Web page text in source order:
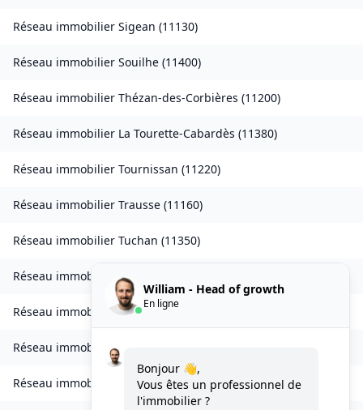
Réseau immobilier Sigean (11130)
Réseau immobilier Souilhe (11400)
Réseau immobilier Thézan-des-Corbières (11200)
Réseau immobilier La Tourette-Cabardès (11380)
Réseau immobilier Tournissan (11220)
Réseau immobilier Trausse (11160)
Réseau immobilier Tuchan (11350)
Réseau immobilierValmigère
Réseau immobilier Ventenac-en-Minervois
Réseau immobilierVerdun-en-Lauragais
Réseau immobilier Vignevieille(11330)
William - Head of growth
En ligne
Bonjour 👋,
Vous êtes un professionnel de
l'immobilier ?